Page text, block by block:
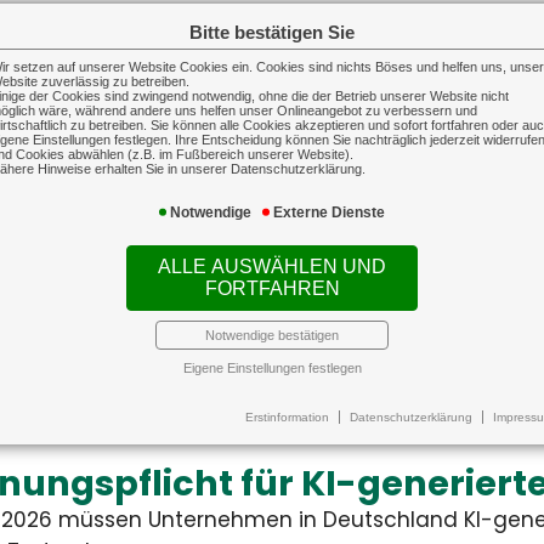
auf Reisen
Flüge oder verpasste
zum Albtraum mache...
für Blitzschäden
und Überspannungsschäden in Deutschland
Sch...
für KI-
müssen Unternehmen in Deutschland KI-
Bitte bestätigen Sie
setzen auf unserer Website Cookies ein. Cookies sind nichts Böses und helfen uns,
zuverlässig zu betreiben.
der Cookies sind zwingend notwendig, ohne die der Betrieb unserer Website nicht
wäre, während andere uns helfen unser Onlineangebot zu verbessern und
zu betreiben. Sie können alle Cookies akzeptieren und sofort fortfahren oder
Einstellungen festlegen. Ihre Entscheidung können Sie nachträglich jederzeit widerrufen
Cookies abwählen (z.B. im Fußbereich unserer Website).
Hinweise erhalten Sie in unserer Datenschutzerklärung.
Notwendige Externe Dienste
ALLE AUSWÄHLEN UND
FORTFAHREN
Notwendige bestätigen
Eigene Einstellungen festlegen
Erstinformation Datenschutzerklärung
sind im
um 3,9 Prozent
aber
in
schützt sowohl
Unternehmer als auch seine
Vertreter vor den
Folgen der beruflichen
indem sie eine gestellte
Sach-Sach-
Auf dieser Landingpage
Informationen zur
technischen